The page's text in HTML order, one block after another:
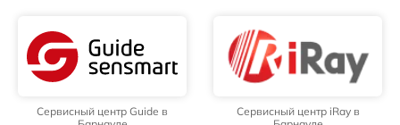
Сервисный центр Guide в
Сервисный центр iRay в